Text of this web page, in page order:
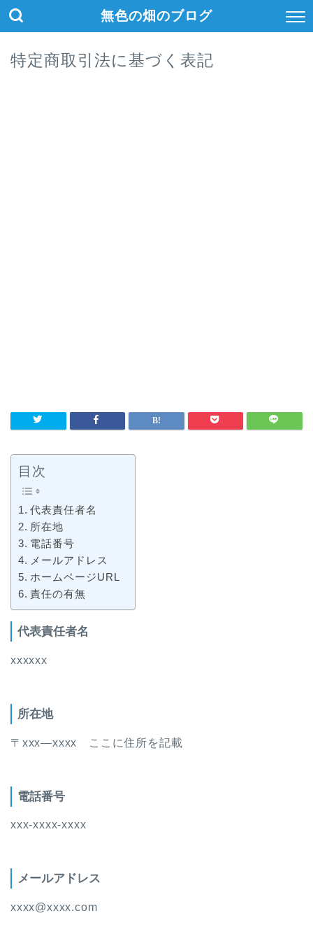
無色の畑のブログ
特定商取引法に基づく表記
目次
代表責任者名
所在地
電話番号
メールアドレス
ホームページURL
責任の有無
代表責任者名
xxxxxx
所在地
〒xxx―xxxx ここに住所を記載
電話番号
xxx-xxxx-xxxx
メールアドレス
xxxx@xxxx.com